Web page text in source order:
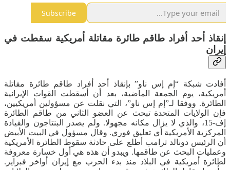
Subscribe
إنقاذ أحد أفراد طاقم طائرة مقاتلة أمريكية سقطت في
إيران
أفادت شبكة “إم إس ناو” بإنقاذ أحد أفراد طاقم طائرة مقاتلة
أمريكية، يوم الجمعة الماضية، بعد أن أسقطت القوات الإيرانية
الطائرة. ووفقا لـ”إم إس ناو”، التي نقلت عن مسؤولين أمريكيين،
فإن الولايات المتحدة تبحث عن العضو الثاني من طاقم الطائرة
إف-15، والذي لا يزال مكانه مجهولا. ولم يصدر البنتاجون والقيادة
المركزية الأمريكية أي تعليق فوري. وقال مسؤول في البيت الأبيض
أن الرئيس دونالد ترامب أطلع على حادثة سقوط الطائرة الأمريكية
وعمليات البحث عن طاقمها. ويبدو أن هذه هي أول خسارة معروفة
لطائرة أمريكية في البلاد منذ بدء الحرب مع إيران أواخر فبراير.